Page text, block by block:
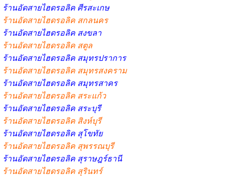
ร้านอัดสายไฮดรอลิค ศีรสะเกษ
ร้านอัดสายไฮดรอลิค สกลนคร
ร้านอัดสายไฮดรอลิค สงขลา
ร้านอัดสายไฮดรอลิค สตูล
ร้านอัดสายไฮดรอลิค สมุทรปราการ
ร้านอัดสายไฮดรอลิค สมุทรสงคราม
ร้านอัดสายไฮดรอลิค สมุทรสาคร
ร้านอัดสายไฮดรอลิค สระแก้ว
ร้านอัดสายไฮดรอลิค สระบุรี
ร้านอัดสายไฮดรอลิค สิงห์บุรี
ร้านอัดสายไฮดรอลิค สุโขทัย
ร้านอัดสายไฮดรอลิค สุพรรณบุรี
ร้านอัดสายไฮดรอลิค สุราษฎร์ธานี
ร้านอัดสายไฮดรอลิค สุรินทร์